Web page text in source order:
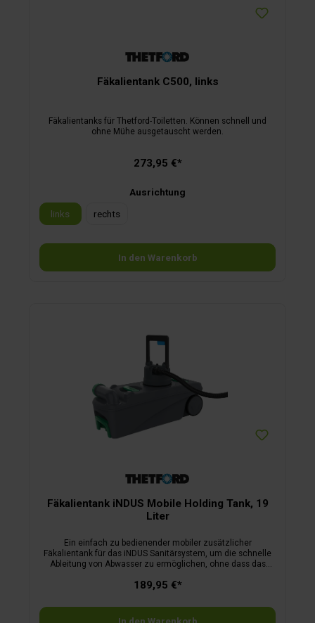
Fäkalientank C500, links
Fäkalientanks für Thetford-Toiletten. Können schnell und
ohne Mühe ausgetauscht werden.
273,95 €*
Ausrichtung
links
rechts
In den Warenkorb
Fäkalientank iNDUS Mobile Holding Tank, 19
Liter
Ein einfach zu bedienender mobiler zusätzlicher
Fäkalientank für das iNDUS Sanitärsystem, um die schnelle
Ableitung von Abwasser zu ermöglichen, ohne dass das
189,95 €*
In den Warenkorb